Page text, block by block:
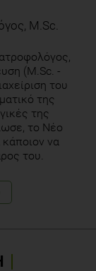
M.Sc.
(M.Sc. -
του
της
της
το Νέο
να
του.